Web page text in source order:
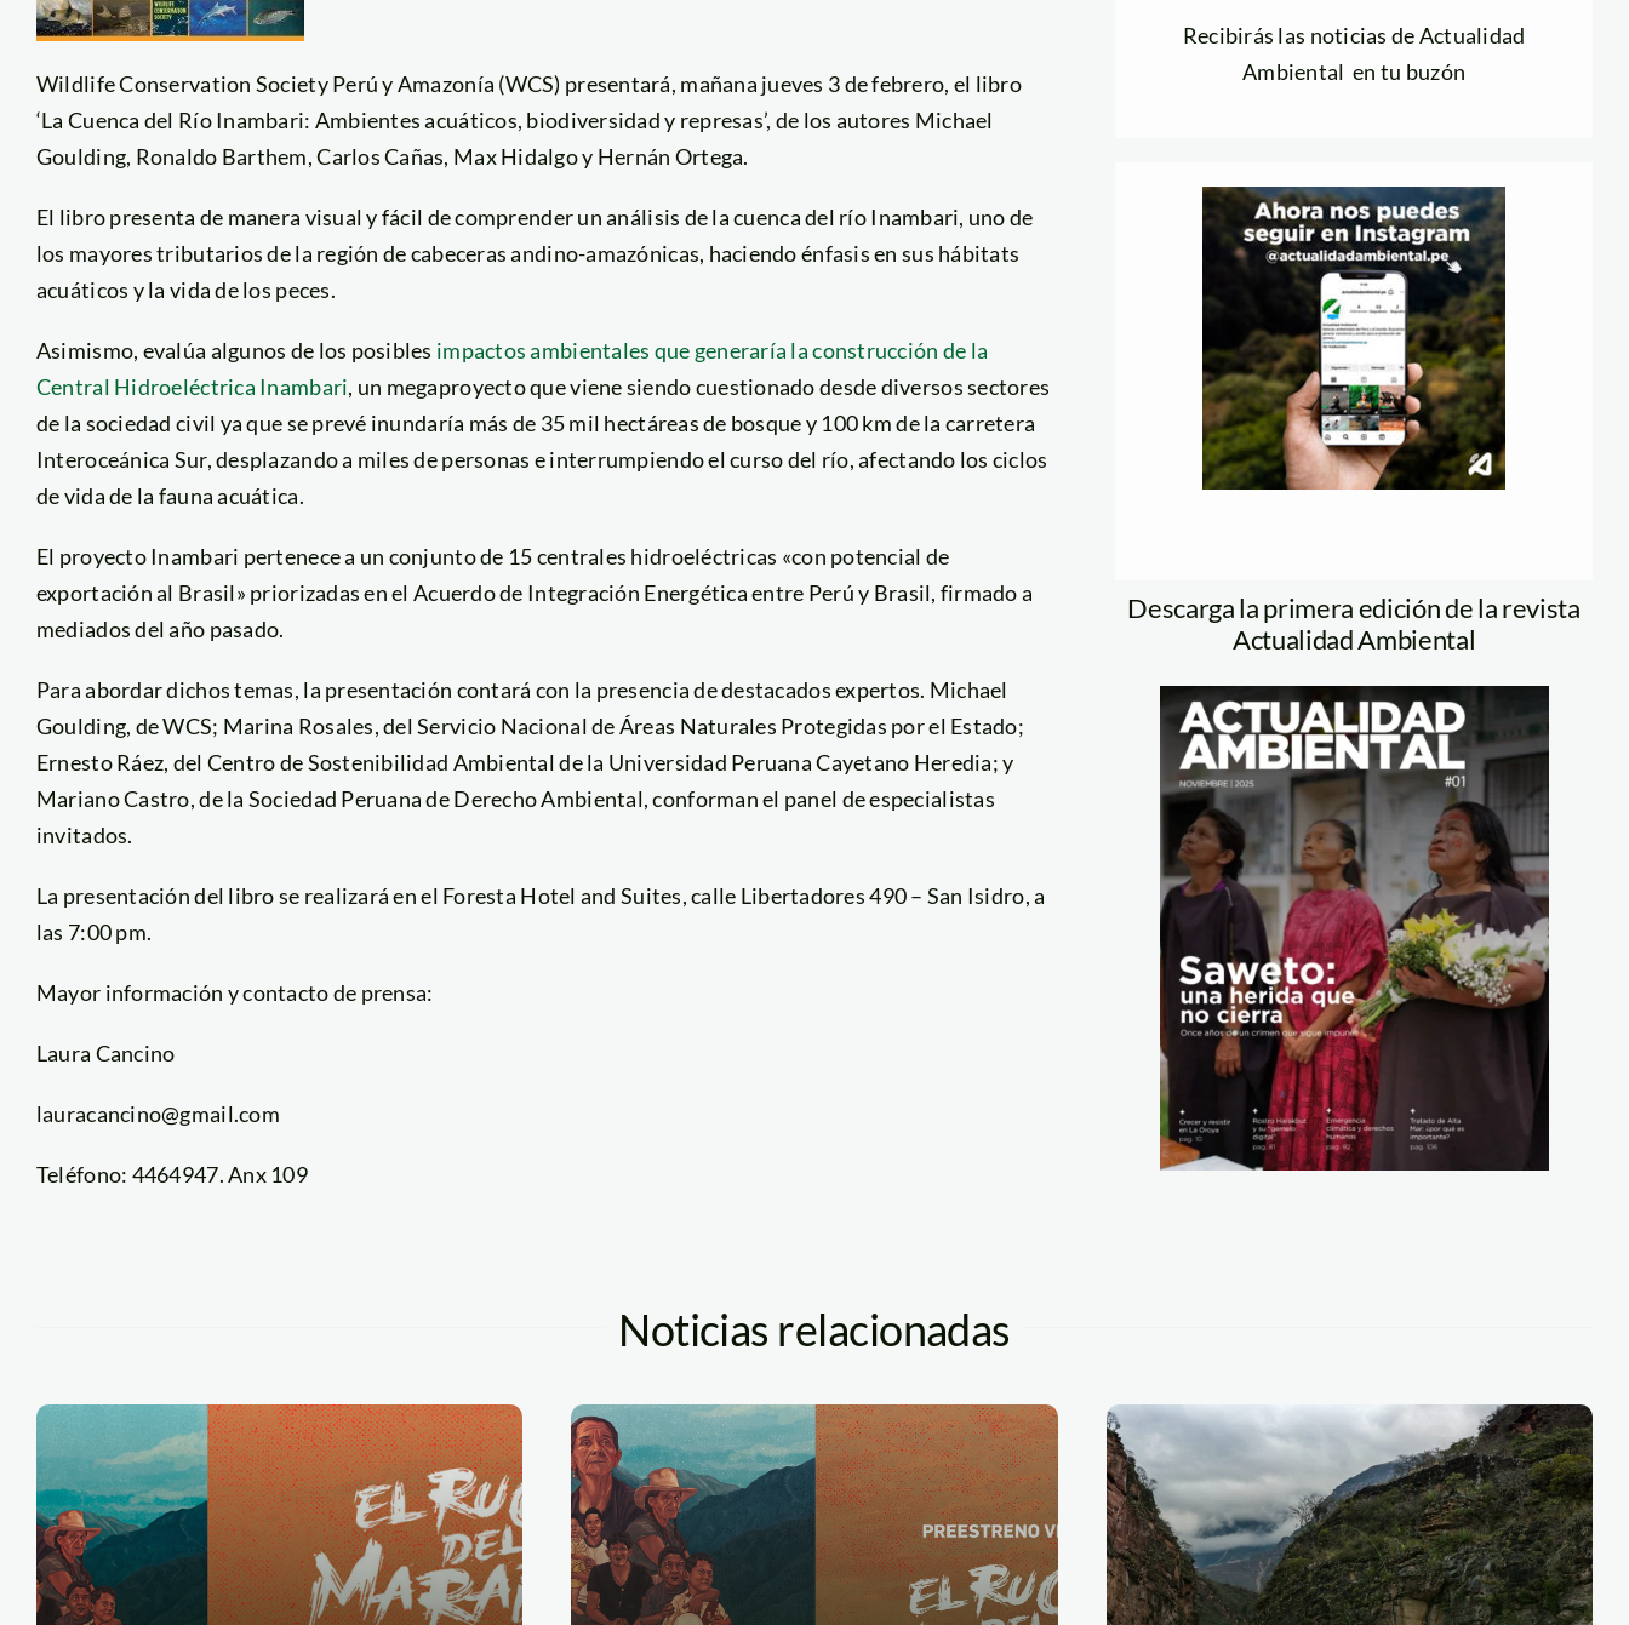
Wildlife Conservation Society Perú y Amazonía (WCS) presentará, mañana jueves 3 de febrero, el libro
‘La Cuenca del Río Inambari: Ambientes acuáticos, biodiversidad y represas’, de los autores Michael
Goulding, Ronaldo Barthem, Carlos Cañas, Max Hidalgo y Hernán Ortega.
El libro presenta de manera visual y fácil de comprender un análisis de la cuenca del río Inambari, uno de
los mayores tributarios de la región de cabeceras andino-amazónicas, haciendo énfasis en sus hábitats
acuáticos y la vida de los peces.
Asimismo, evalúa algunos de los posibles impactos ambientales que generaría la construcción de la
Central Hidroeléctrica Inambari, un megaproyecto que viene siendo cuestionado desde diversos sectores
de la sociedad civil ya que se prevé inundaría más de 35 mil hectáreas de bosque y 100 km de la carretera
Interoceánica Sur, desplazando a miles de personas e interrumpiendo el curso del río, afectando los ciclos
de vida de la fauna acuática.
El proyecto Inambari pertenece a un conjunto de 15 centrales hidroeléctricas «con potencial de
exportación al Brasil» priorizadas en el Acuerdo de Integración Energética entre Perú y Brasil, firmado a
mediados del año pasado.
Para abordar dichos temas, la presentación contará con la presencia de destacados expertos. Michael
Goulding, de WCS; Marina Rosales, del Servicio Nacional de Áreas Naturales Protegidas por el Estado;
Ernesto Ráez, del Centro de Sostenibilidad Ambiental de la Universidad Peruana Cayetano Heredia; y
Mariano Castro, de la Sociedad Peruana de Derecho Ambiental, conforman el panel de especialistas
invitados.
La presentación del libro se realizará en el Foresta Hotel and Suites, calle Libertadores 490 – San Isidro, a
las 7:00 pm.
Mayor información y contacto de prensa:
Laura Cancino
lauracancino@gmail.com
Teléfono: 4464947. Anx 109
Recibirás las noticias de Actualidad
Ambiental en tu buzón
Descarga la primera edición de la revista
Actualidad Ambiental
Noticias relacionadas